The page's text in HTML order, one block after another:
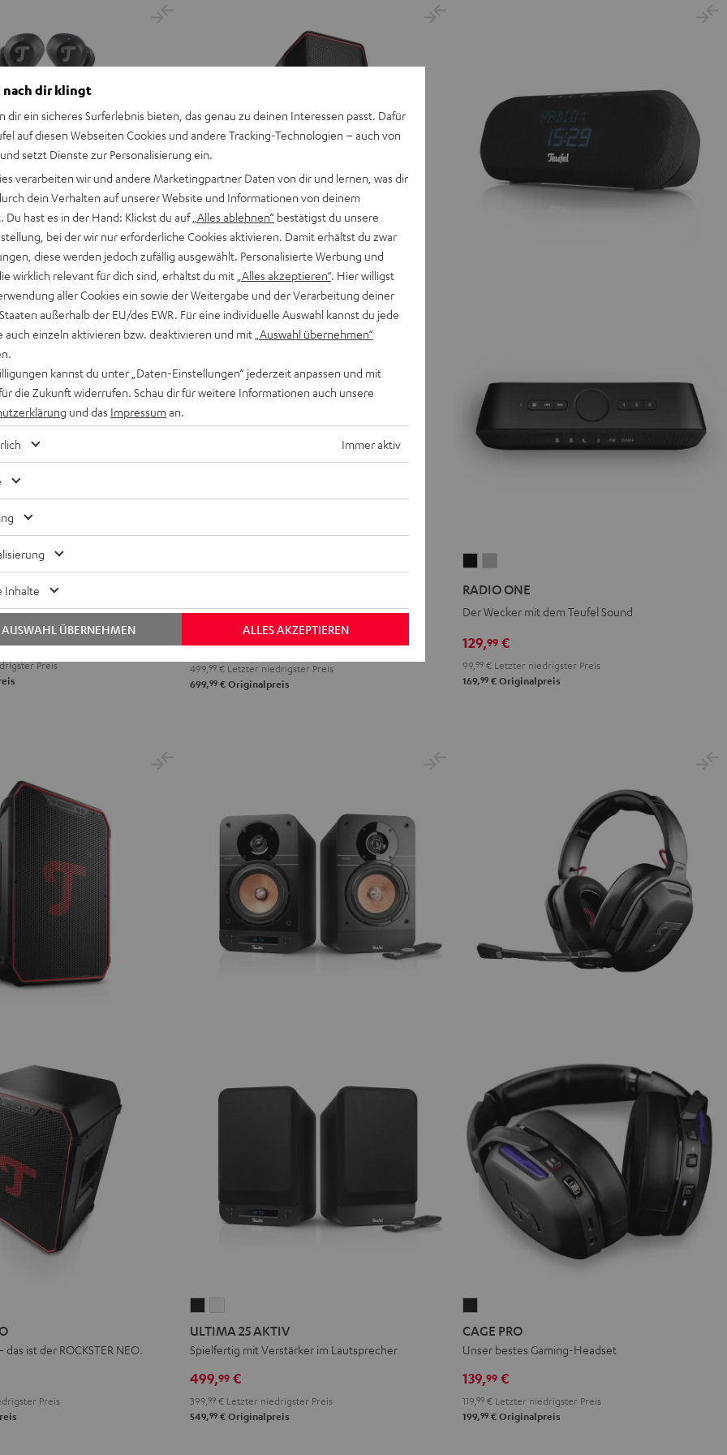
AIRY
Preis
Schwarz
tragen
ab599,99€
499, 99 € Letzter niedrigster Preis
699,99 € Originalpreis
Gray
RADIO ONE
Der Wecker mit dem Teufel Sound
129,99 €
99,99 € Letzter niedrigster Preis
169,99 € Originalpreis
das ist der ROCKSTER NEO.
Preis
25
AKTIV
Black
25
AKTIV
White
ULTIMA 25 AKTIV
Spielfertig mit Verstärker im Lautsprecher
499,99 €
399, 99 € Letzter niedrigster Preis
549,99 € Originalpreis
PRO
Night
CAGE PRO
Unser bestes Gaming-Headset
139,99 €
119, 99 € Letzter niedrigster Preis
199,99 € Originalpreis
nach dir klingt
dir ein sicheres Surferlebnis bieten, das genau zu deinen Interessen passt. Dafür
auf diesen Webseiten Cookies und andere Tracking-Technologien – auch von
setzt Dienste zur Personalisierung ein.
verarbeiten wir und andere Marketingpartner Daten von dir und lernen, was dir
dein Verhalten auf unserer Website und Informationen von deinem
Du hast es in der Hand: Klickst du auf „Alles ablehnen“ bestätigst du unsere
bei der wir nur erforderliche Cookies aktivieren. Damit erhältst du zwar
diese werden jedoch zufällig ausgewählt. Personalisierte Werbung und
wirklich relevant für dich sind, erhältst du mit „Alles akzeptieren“. Hier willigst
aller Cookies ein sowie der Weitergabe und der Verarbeitung deiner
außerhalb der EU/des EWR. Für eine individuelle Auswahl kannst du jede
auch einzeln aktivieren bzw. deaktivieren und mit „Auswahl übernehmen“
kannst du unter „Daten-Einstellungen“ jederzeit anpassen und mit
die Zukunft widerrufen. Schau dir für weitere Informationen auch unsere
und das Impressum an.
Immer aktiv
Inhalte
ALLES AKZEPTIEREN
AUSWAHL ÜBERNEHMEN